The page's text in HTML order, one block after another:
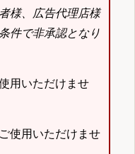
様、広告代理店様
件で非承認となり
用いただけませ
使用いただけませ